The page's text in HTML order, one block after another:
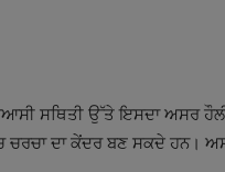
ਸਥਿਤੀ ਉੱਤੇ ਇਸਦਾ ਅਸਰ
ਦਾ ਕੇਂਦਰ ਬਣ ਸਕਦੇ ਹਨ।